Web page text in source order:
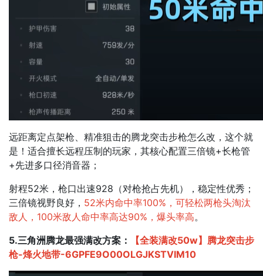
远距离定点架枪、精准狙击的腾龙突击步枪怎么改，这个就
是！适合擅长远程压制的玩家，其核心配置三倍镜+长枪管
+先进多口径消音器；​
射程52米，枪口出速928（对枪抢占先机），稳定性优秀；
三倍镜视野良好， 52米内命中率100%，可轻松两枪头淘汰
敌人，100米敌人命中率高达90%，爆头率高。
5.三角洲腾龙最强满改方案：
【全装满改50w】腾龙突击步
枪-烽火地带-6GPFE9O00OLGJKSTVIM10